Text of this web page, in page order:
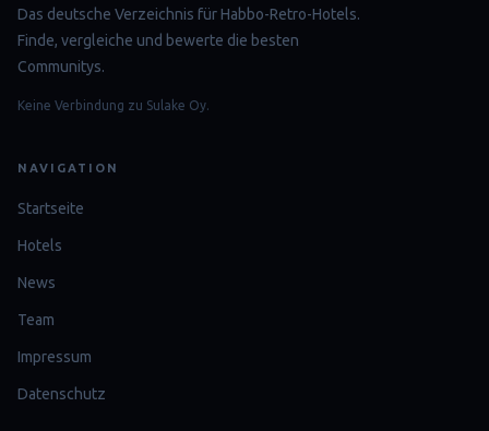
Das deutsche Verzeichnis für Habbo-Retro-Hotels.
Finde, vergleiche und bewerte die besten
Communitys.
Keine Verbindung zu Sulake Oy.
NAVIGATION
Startseite
Hotels
News
Team
Impressum
Datenschutz